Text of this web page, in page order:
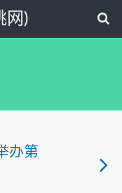
网)
办第